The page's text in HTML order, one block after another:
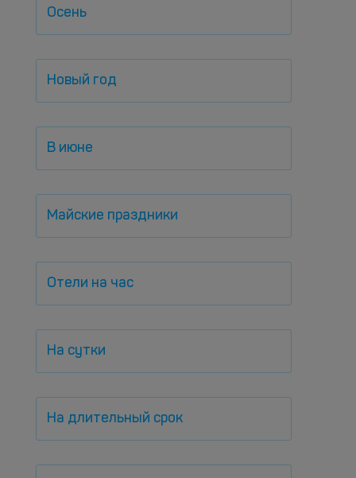
Осень
Новый год
В июне
Майские праздники
Отели на час
На сутки
На длительный срок